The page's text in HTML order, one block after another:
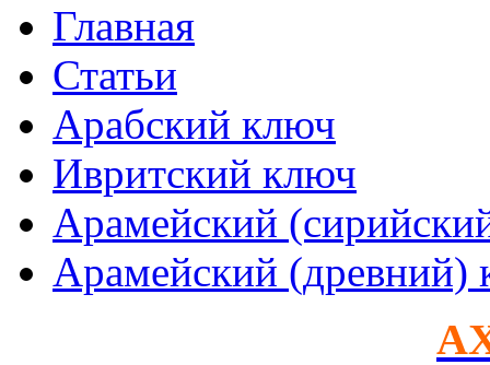
Главная
Статьи
Арабский ключ
Ивритский ключ
Арамейский
Арамейский (древний)